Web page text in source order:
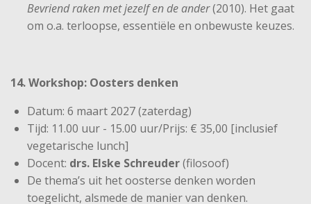
Bevriend raken met jezelf en de ander(2010). Het gaat
om o.a. terloopse, essentiële en onbewuste keuzes.
14. Workshop: Oosters denken
Datum: 6 maart 2027 (zaterdag)
Tijd: 11.00 uur - 15.00 uur/Prijs: € 35,00 [inclusief
vegetarische lunch]
Docent: drs. Elske Schreuder(filosoof)
De thema’s uit het oosterse denken worden
toegelicht, alsmede de manier van denken.